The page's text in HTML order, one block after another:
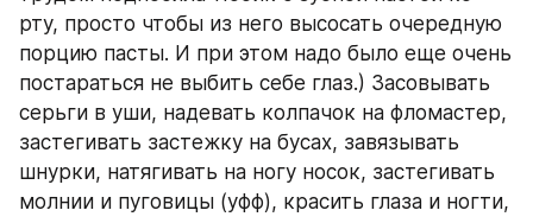
рту, просто чтобы из него высосать очередную
порцию пасты. И при этом надо было еще очень
постараться не выбить себе глаз.) Засовывать
серьги в уши, надевать колпачок на фломастер,
застегивать застежку на бусах, завязывать
шнурки, натягивать на ногу носок, застегивать
молнии и пуговицы (уфф), красить глаза и ногти,